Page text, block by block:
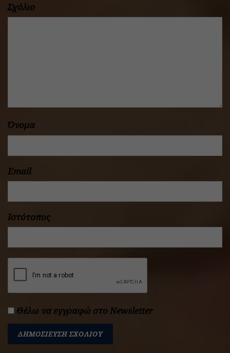
Σχόλιο *
Όνομα *
Email *
Ιστότοπος
Θέλω να εγγραφώ στο Newsletter